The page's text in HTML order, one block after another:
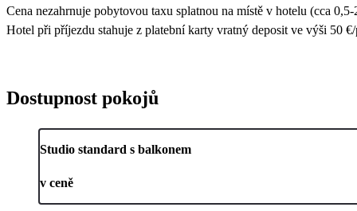
Cena nezahrnuje pobytovou taxu splatnou na místě v hotelu (cca
Hotel při příjezdu stahuje z platební karty vratný deposit ve výši 50
Dostupnost pokojů
Studio standard s balkonem
v ceně